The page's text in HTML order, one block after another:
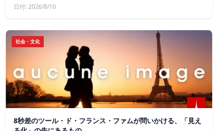
日付: 2026/8/10
社会・文化
8秒差のツール・ド・フランス・ファムが問いかける、「見え